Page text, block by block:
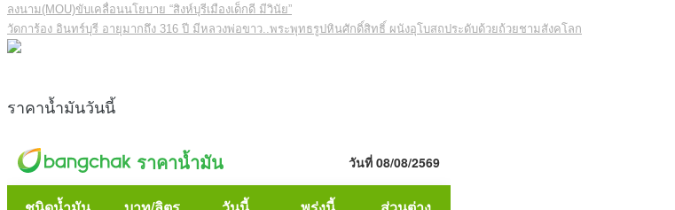
ลงนาม(MOU)ขับเคลื่อนนโยบาย “สิงห์บุรีเมืองเด็กดี มีวินัย”
วัดการ้อง อินทร์บุรี อายุมากถึง 316 ปี มีหลวงพ่อขาว..พระพุทธรูปหินศักดิ์สิทธิ์ ผนังอุโบสถประดับด้วยถ้วยชามสังคโลก
ราคาน้ำมันวันนี้